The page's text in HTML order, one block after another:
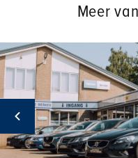
Meer